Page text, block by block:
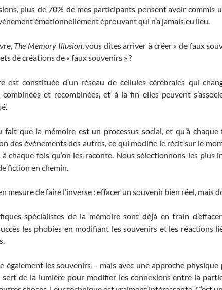
plus de 70% de mes participants pensent avoir commis
émotionnellement éprouvant qui n’a jamais eu lieu.
The Memory Illusion, vous dites arriver à créer « de faux
de créations de « faux souvenirs » ?
est constituée d’un réseau de cellules cérébrales qui
et recombinées, et à la fin elles peuvent
que la mémoire est un processus social, et qu’à
des événements des autres, ce qui modifie le récit sur le
chaque fois qu’on les raconte. Nous sélectionnons les
fiction en chemin.
mesure de faire l’inverse : effacer un souvenir bien réel, mais
spécialistes de la mémoire sont déjà en train
les phobies en modifiant les souvenirs et les réactions
également les souvenirs – mais avec une approche
sert de la lumière pour modifier les connexions entre la